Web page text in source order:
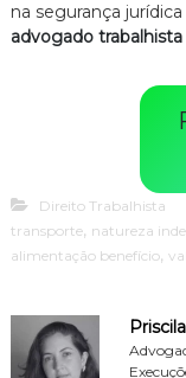
na segurança
advogado trabalhista
Direito Trabalhista
transporte, natureza
alimentação benefício,